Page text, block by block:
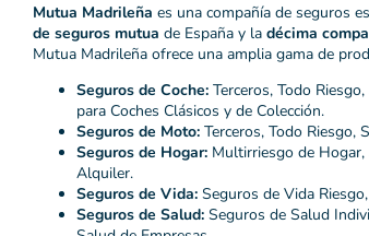
Mutua Madrileña es una compañía de seguros
de seguros mutua de España y la décima
Mutua Madrileña ofrece una amplia gama de
Seguros de Coche: Terceros, Todo
para Coches Clásicos y de Colección.
Seguros de Moto: Terceros, Todo Riesgo,
Seguros de Hogar: Multirriesgo de Hogar,
Alquiler.
Seguros de Vida: Seguros de Vida
Seguros de Salud: Seguros de Salud